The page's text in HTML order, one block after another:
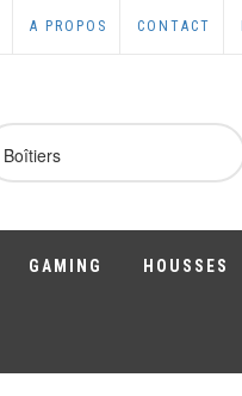
A PROPOS CONTACT
GAMING HOUSSES